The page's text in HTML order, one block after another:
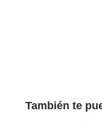
También te